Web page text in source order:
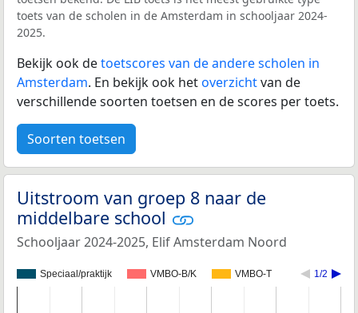
toets van de scholen in de Amsterdam in schooljaar 2024-
2025.
Bekijk ook detoetscores van de andere scholen in
Amsterdam. En bekijk ook hetoverzichtvan de
verschillende soorten toetsen en de scores per toets.
Soorten toetsen
Uitstroom van groep 8 naar de
middelbare school
Schooljaar 2024-2025, Elif Amsterdam Noord
Speciaal/praktijk VMBO-B/K VMBO-T 1/2